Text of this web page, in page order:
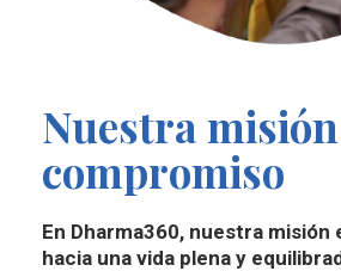
Nuestra
compromiso
En Dharma360, nuestra misión
hacia una vida plena y